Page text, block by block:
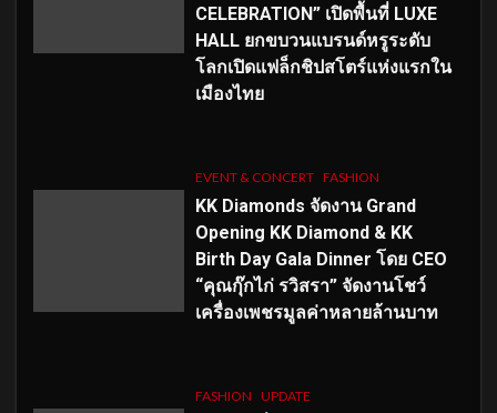
CELEBRATION” เปิดพื้นที่ LUXE
HALL ยกขบวนแบรนด์หรูระดับ
โลกเปิดแฟล็กชิปสโตร์แห่งแรกใน
เมืองไทย
EVENT & CONCERT FASHION
KK Diamonds จัดงาน Grand
Opening KK Diamond & KK
Birth Day Gala Dinner โดย CEO
“คุณกุ๊กไก่ รวิสรา” จัดงานโชว์
เครื่องเพชรมูลค่าหลายล้านบาท
FASHION UPDATE